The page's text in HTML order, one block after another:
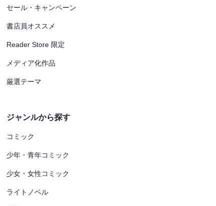
セール・キャンペーン
書店員オススメ
Reader Store 限定
メディア化作品
厳選テーマ
ジャンルから探す
コミック
少年・青年コミック
少女・女性コミック
ライトノベル